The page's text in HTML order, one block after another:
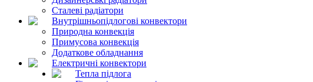
Сталеві радіатори
Внутрішньопідлогові конвектори
Природна конвекція
Примусова конвекція
Додаткове обладнання
Електричні конвектори
Тепла підлога